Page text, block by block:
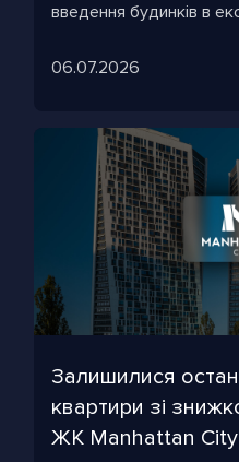
введення будинків в
06.07.2026
Залишилися
квартири зі
ЖК Manhattan City